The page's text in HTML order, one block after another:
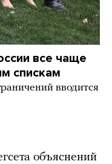
все чаще
спискам
вводится
объяснений